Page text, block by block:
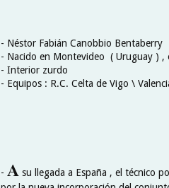
- Néstor Fabián Canobbio Bentaberry
- Nacido en Montevideo ( Uruguay ) ,
- Interior zurdo
- Equipos : R.C. Celta de Vigo \
- A su llegada a España , el técnico